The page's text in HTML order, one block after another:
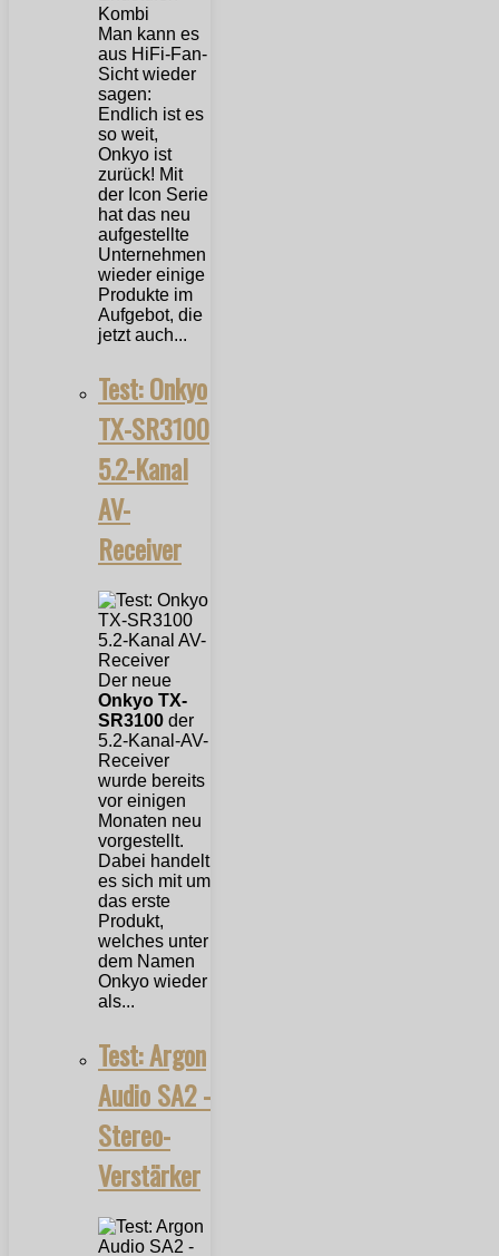
Man kann es
aus HiFi-Fan-
Sicht wieder
sagen:
Endlich ist es
so weit,
Onkyo ist
zurück! Mit
der Icon Serie
hat das neu
aufgestellte
Unternehmen
wieder einige
Produkte im
Aufgebot, die
jetzt auch...
Test: Onkyo
TX-SR3100
5.2-Kanal
AV-
Receiver
Der neue
Onkyo TX-
SR3100 der
5.2-Kanal-AV-
Receiver
wurde bereits
vor einigen
Monaten neu
vorgestellt.
Dabei handelt
es sich mit um
das erste
Produkt,
welches unter
dem Namen
Onkyo wieder
als...
Test: Argon
Audio SA2 -
Stereo-
Verstärker